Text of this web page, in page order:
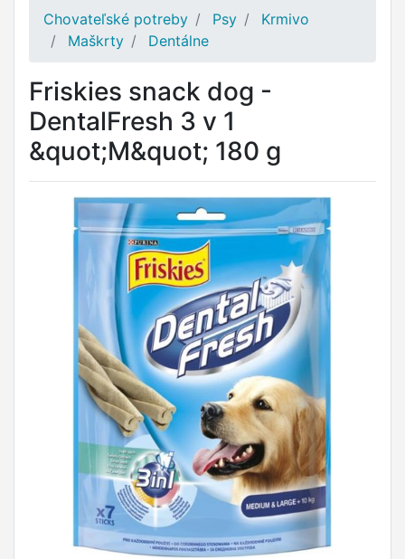
Chovateľské potreby Psy
Krmivo
Maškrty
Dentálne
Friskies snack dog -
DentalFresh 3 v 1
&quot;M&quot; 180 g